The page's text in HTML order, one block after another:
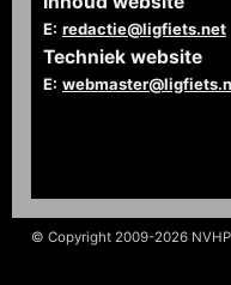
E: redactie@ligfiets.net
Techniek website
E:
© Copyright 2009-2026